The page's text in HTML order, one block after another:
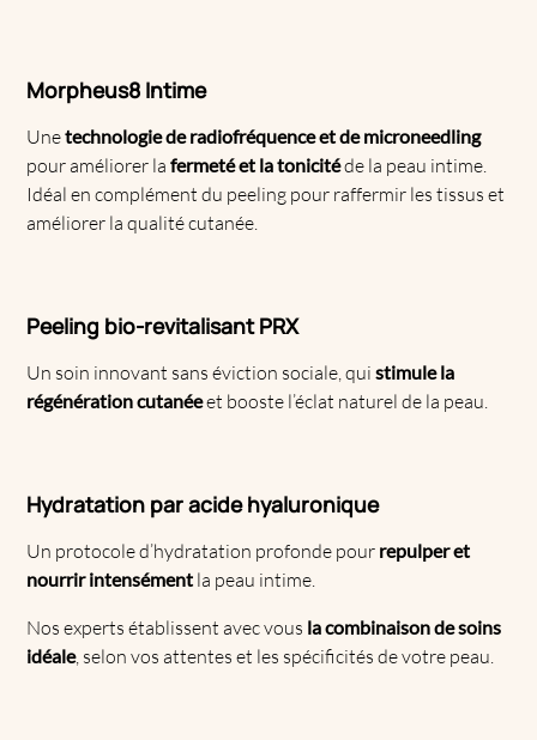
Morpheus8 Intime
Unetechnologie de radiofréquence et de microneedling
pour améliorer lafermeté et la tonicitéde la peau intime.
Idéal en complément du peeling pour raffermir les tissus et
améliorer la qualité cutanée.
Peeling bio-revitalisant PRX
Un soin innovant sans éviction sociale, quistimule la
régénération cutanéeet booste l’éclat naturel de la peau.
Hydratation paracide hyaluronique
Un protocole d’hydratation profonde pour repulper et
nourrir intensément la peau intime.
Nos experts établissent avec vous la combinaison de soins
idéale, selon vos attentes et les spécificités de votre peau.